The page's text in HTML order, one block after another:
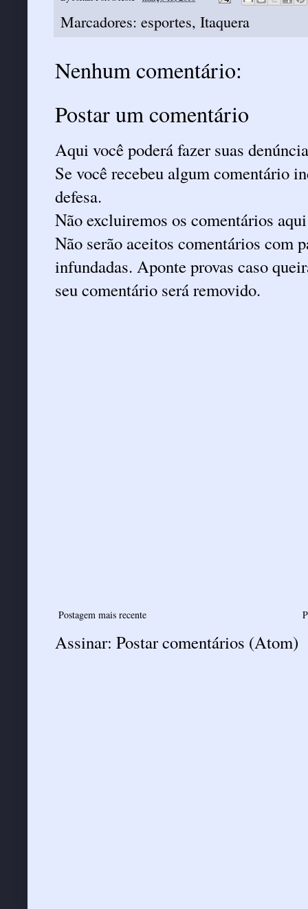
Marcadores: esportes, Itaquera
Nenhum comentário:
Postar um comentário
Aqui você poderá fazer suas
Se você recebeu algum comentário
defesa.
Não excluiremos os comentários
Não serão aceitos comentários com
infundadas. Aponte provas caso
seu comentário será removido.
Postagem mais recente
Assinar: Postar comentários (Atom)